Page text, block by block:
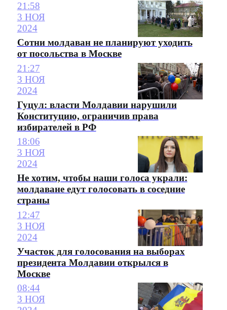
21:58
3 НОЯ
2024
Сотни молдаван не планируют уходить
от посольства в Москве
21:27
3 НОЯ
2024
Гуцул: власти Молдавии нарушили
Конституцию, ограничив права
избирателей в РФ
18:06
3 НОЯ
2024
Не хотим, чтобы наши голоса украли:
молдаване едут голосовать в соседние
страны
12:47
3 НОЯ
2024
Участок для голосования на выборах
президента Молдавии открылся в
Москве
08:44
3 НОЯ